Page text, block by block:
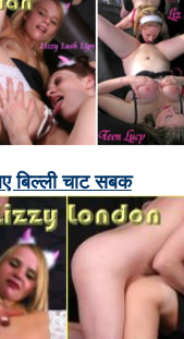
बिल्ली चाट सबक